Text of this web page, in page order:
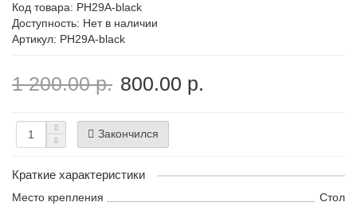
Код товара: PH29A-black
Доступность: Нет в наличии
Артикул: PH29A-black
1 200.00 р. 800.00 р.
Закончился
Краткие характеристики
Место крепления
Стол